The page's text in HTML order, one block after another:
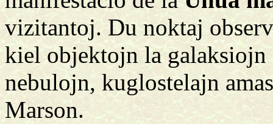
vizitantoj. Du noktaj
kiel objektojn la galaksiojn
nebulojn, kuglostelajn
Marson.